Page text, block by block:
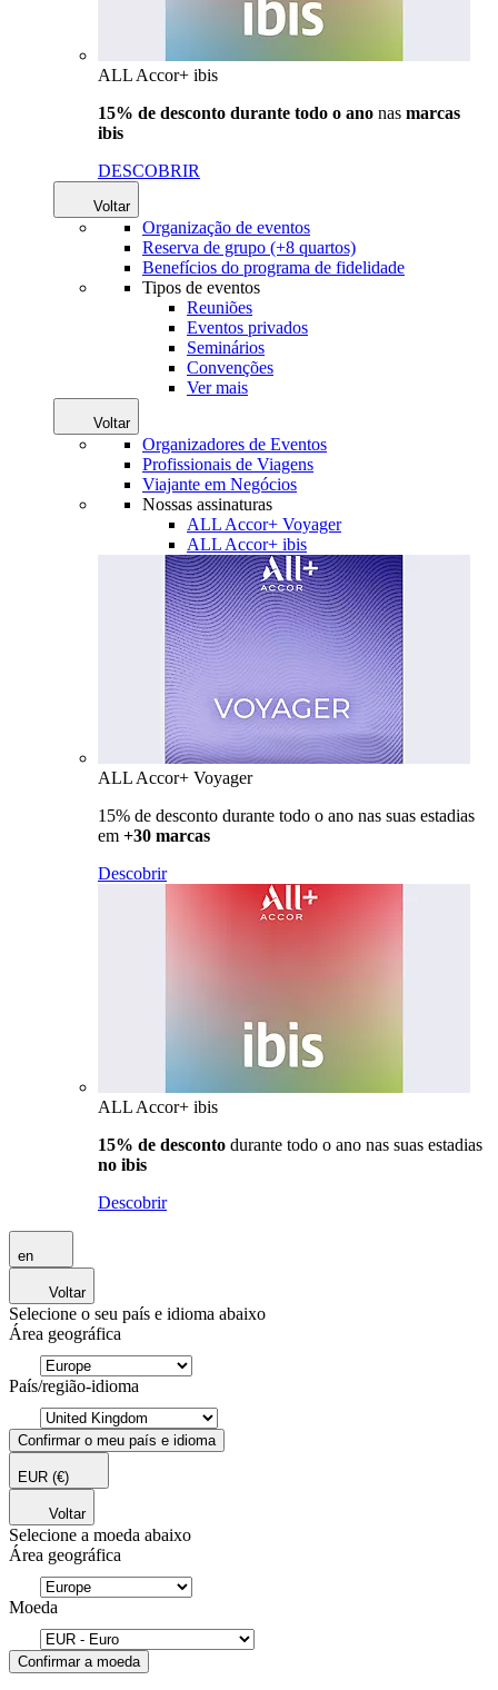
ALL Accor+ ibis
15% de desconto durante todo o ano nas marcas
ibis
DESCOBRIR
Voltar
Organização de eventos
Reserva de grupo (+8 quartos)
Benefícios do programa de fidelidade
Tipos de eventos
Reuniões
Eventos privados
Seminários
Convenções
Ver mais
Voltar
Organizadores de Eventos
Profissionais de Viagens
Viajante em Negócios
Nossas assinaturas
ALL Accor+ Voyager
ALL Accor+ ibis
ALL Accor+ Voyager
15% de desconto durante todo o ano nas suas estadias
em +30 marcas
Descobrir
ALL Accor+ ibis
15% de desconto durante todo o ano nas suas estadias
no ibis
Descobrir
en
Voltar
Selecione o seu país e idioma abaixo
Área geográfica
País/região-idioma
Confirmar o meu país e idioma
EUR (€)
Voltar
Selecione a moeda abaixo
Área geográfica
Moeda
Confirmar a moeda